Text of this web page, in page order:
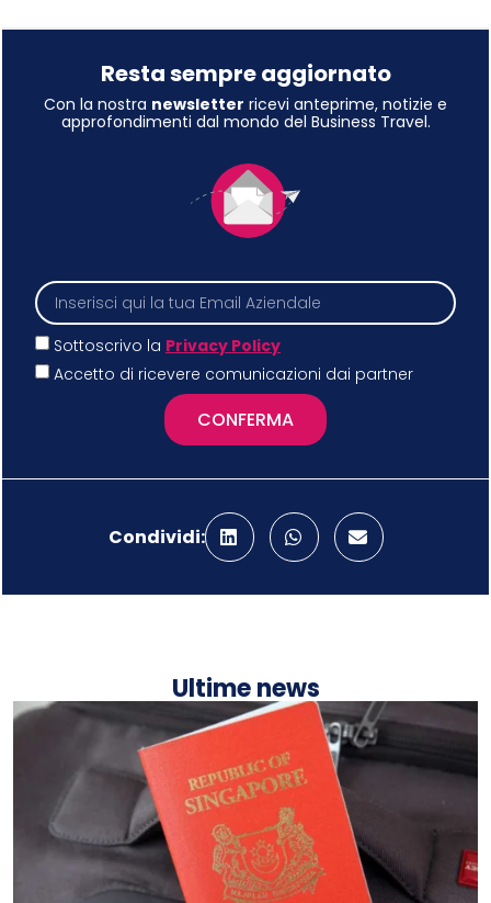
Resta sempre aggiornato
Con la nostra newsletter ricevi anteprime, notizie e
approfondimenti dal mondo del Business Travel.
Sottoscrivo la Privacy Policy
Accetto di ricevere comunicazioni dai partner
CONFERMA
Condividi:
Ultime news